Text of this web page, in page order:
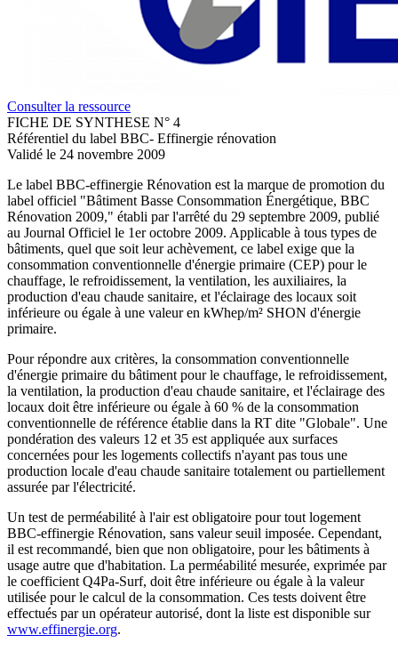
Consulter la ressource
FICHE DE SYNTHESE N° 4
Référentiel du label BBC- Effinergie rénovation
Validé le 24 novembre 2009
Le label BBC-effinergie Rénovation est la marque de promotion du
label officiel "Bâtiment Basse Consommation Énergétique, BBC
Rénovation 2009," établi par l'arrêté du 29 septembre 2009, publié
au Journal Officiel le 1er octobre 2009. Applicable à tous types de
bâtiments, quel que soit leur achèvement, ce label exige que la
consommation conventionnelle d'énergie primaire (CEP) pour le
chauffage, le refroidissement, la ventilation, les auxiliaires, la
production d'eau chaude sanitaire, et l'éclairage des locaux soit
inférieure ou égale à une valeur en kWhep/m² SHON d'énergie
primaire.
Pour répondre aux critères, la consommation conventionnelle
d'énergie primaire du bâtiment pour le chauffage, le refroidissement,
la ventilation, la production d'eau chaude sanitaire, et l'éclairage des
locaux doit être inférieure ou égale à 60 % de la consommation
conventionnelle de référence établie dans la RT dite "Globale". Une
pondération des valeurs 12 et 35 est appliquée aux surfaces
concernées pour les logements collectifs n'ayant pas tous une
production locale d'eau chaude sanitaire totalement ou partiellement
assurée par l'électricité.
Un test de perméabilité à l'air est obligatoire pour tout logement
BBC-effinergie Rénovation, sans valeur seuil imposée. Cependant,
il est recommandé, bien que non obligatoire, pour les bâtiments à
usage autre que d'habitation. La perméabilité mesurée, exprimée par
le coefficient Q4Pa-Surf, doit être inférieure ou égale à la valeur
utilisée pour le calcul de la consommation. Ces tests doivent être
effectués par un opérateur autorisé, dont la liste est disponible sur
www.effinergie.org.